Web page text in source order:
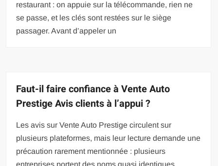
restaurant : on appuie sur la télécommande, rien ne
se passe, et les clés sont restées sur le siège
passager. Avant d’appeler un
Faut-il faire confiance à Vente Auto
Prestige Avis clients à l’appui ?
Les avis sur Vente Auto Prestige circulent sur
plusieurs plateformes, mais leur lecture demande une
précaution rarement mentionnée : plusieurs